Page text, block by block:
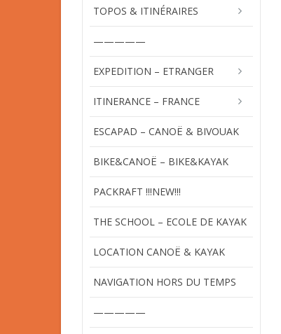
TOPOS & ITINÉRAIRES
—————
EXPEDITION – ETRANGER
ITINERANCE – FRANCE
ESCAPAD – CANOË & BIVOUAK
BIKE&CANOË – BIKE&KAYAK
PACKRAFT !!!NEW!!!
THE SCHOOL – ECOLE DE KAYAK
LOCATION CANOË & KAYAK
NAVIGATION HORS DU TEMPS
—————